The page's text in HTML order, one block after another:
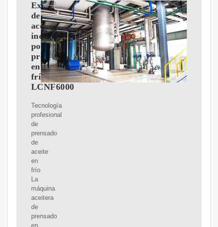
Extractor
de
aceite
industrial
por
prensado
en
frío
LCNF6000
Tecnología
profesional
de
prensado
de
aceite
en
frío
La
máquina
aceitera
de
prensado
en